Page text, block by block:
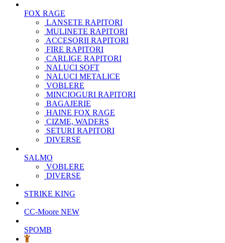
FOX RAGE
LANSETE RAPITORI
MULINETE RAPITORI
ACCESORII RAPITORI
FIRE RAPITORI
CARLIGE RAPITORI
NALUCI SOFT
NALUCI METALICE
VOBLERE
MINCIOGURI RAPITORI
BAGAJERIE
HAINE FOX RAGE
CIZME, WADERS
SETURI RAPITORI
DIVERSE
SALMO
VOBLERE
DIVERSE
STRIKE KING
CC-Moore NEW
SPOMB